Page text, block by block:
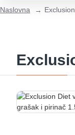
Naslovna